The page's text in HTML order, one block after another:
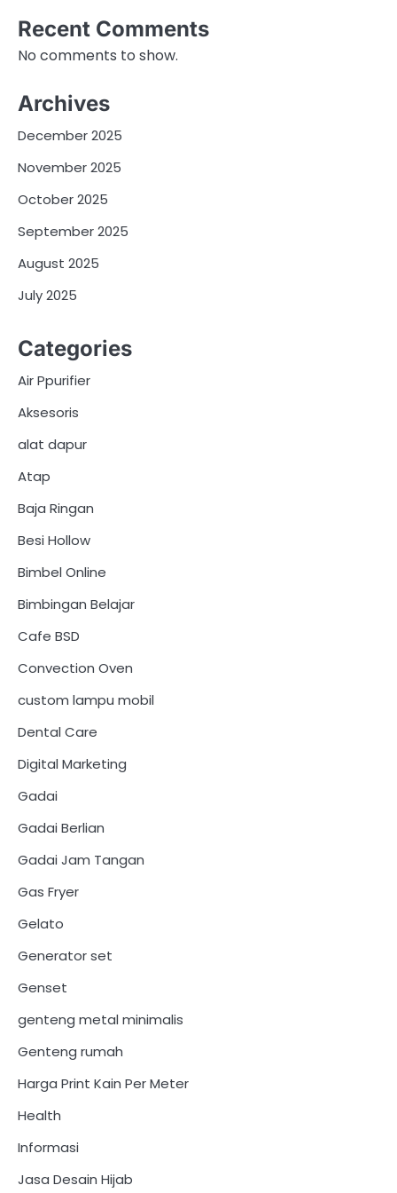
Recent Comments
No comments to show.
Archives
December 2025
November 2025
October 2025
September 2025
August 2025
July 2025
Categories
Air Ppurifier
Aksesoris
alat dapur
Atap
Baja Ringan
Besi Hollow
Bimbel Online
Bimbingan Belajar
Cafe BSD
Convection Oven
custom lampu mobil
Dental Care
Digital Marketing
Gadai
Gadai Berlian
Gadai Jam Tangan
Gas Fryer
Gelato
Generator set
Genset
genteng metal minimalis
Genteng rumah
Harga Print Kain Per Meter
Health
Informasi
Jasa Desain Hijab